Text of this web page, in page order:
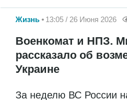
Жизнь 13:05 / 26 Июня 2026
Военкомат и НПЗ.
рассказало об
Украине
За неделю ВС России